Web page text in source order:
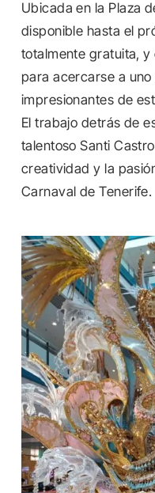
Ubicada en la Plaza
disponible hasta el
totalmente gratuita,
para acercarse a
impresionantes de
El trabajo detrás de
talentoso Santi
creatividad y la
Carnaval de Tenerife.